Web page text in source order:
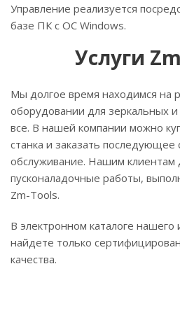
Управление реализуется
базе ПК с ОС Windows.
Услуги
Мы долгое время находимся на
оборудовании для зеркальных и
все. В нашей компании можно
станка и заказать последующее
обслуживание. Нашим клиентам
пусконаладочные работы,
Zm-Tools.
В электронном каталоге
найдете только
качества.